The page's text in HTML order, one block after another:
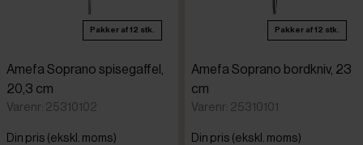
Pakker af 12 stk.
Amefa Soprano spisegaffel,
20,3 cm
Varenr: 25310102
Din pris (ekskl. moms)
Pakker af 12 stk.
Amefa Soprano bordkniv, 23
cm
Varenr: 25310101
Din pris (ekskl. moms)